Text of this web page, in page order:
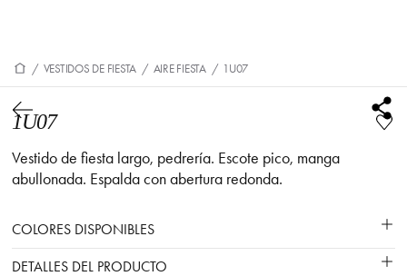
/ VESTIDOS DE FIESTA / AIRE FIESTA / 1U07
1U07
Vestido de fiesta largo, pedrería. Escote pico, manga
abullonada. Espalda con abertura redonda.
COLORES DISPONIBLES
DETALLES DEL PRODUCTO